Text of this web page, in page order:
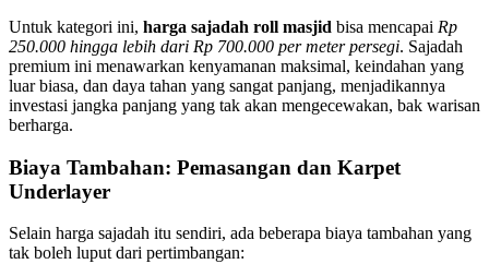
Untuk kategori ini, harga sajadah roll masjid bisa mencapai Rp
250.000 hingga lebih dari Rp 700.000 per meter persegi. Sajadah
premium ini menawarkan kenyamanan maksimal, keindahan yang
luar biasa, dan daya tahan yang sangat panjang, menjadikannya
investasi jangka panjang yang tak akan mengecewakan, bak warisan
berharga.
Biaya Tambahan: Pemasangan dan Karpet
Underlayer
Selain harga sajadah itu sendiri, ada beberapa biaya tambahan yang
tak boleh luput dari pertimbangan: